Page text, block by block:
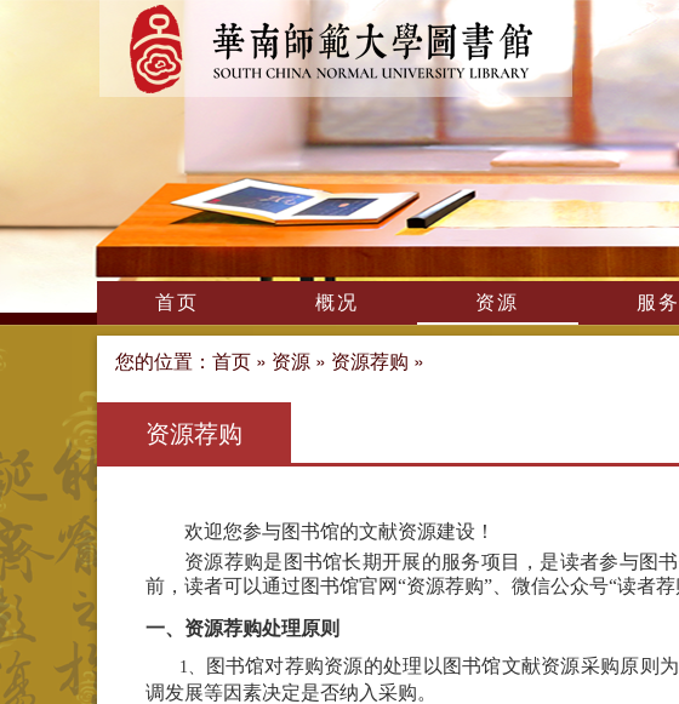
首页 概况 资源 服务
您的位置： 首页 » 资源 » 资源荐购 »
资源荐购
欢迎您参与图书馆的文献资源建设！
资源荐购是图书馆长期开展的服务项目，是读者参与图
前，读者可以通过图书馆官网“资源荐购”、微信公众号“读者
一、资源荐购处理原则
1、
图书馆对荐购资源的处理以图书馆文献资源采购原则
调发展等因素决定是否纳入采购。